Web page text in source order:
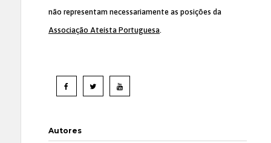
não representam necessariamente as posições da
Associação Ateísta Portuguesa.
Autores